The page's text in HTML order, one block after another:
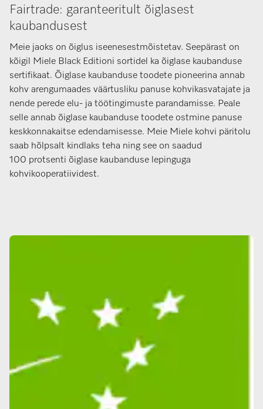
Fairtrade: garanteeritult õiglasest
kaubandusest
Meie jaoks on õiglus iseenesestmõistetav. Seepärast on
kõigil Miele Black Editioni sortidel ka õiglase kaubanduse
sertifikaat. Õiglase kaubanduse toodete pioneerina annab
kohv arengumaades väärtusliku panuse kohvikasvatajate ja
nende perede elu- ja töötingimuste parandamisse. Peale
selle annab õiglase kaubanduse toodete ostmine panuse
keskkonnakaitse edendamisesse. Meie Miele kohvi päritolu
saab hõlpsalt kindlaks teha ning see on saadud
100 protsenti õiglase kaubanduse lepinguga
kohvikooperatiividest.